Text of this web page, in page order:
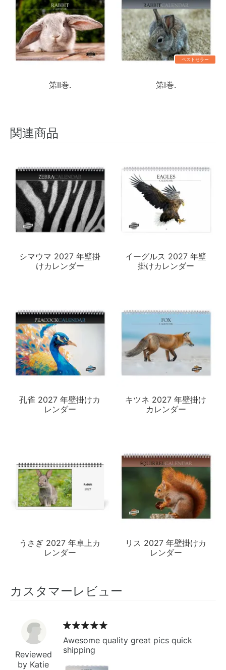
第II巻.
ベストセラー
第I巻.
関連商品
シマウマ 2027 年壁掛
けカレンダー
イーグルス 2027 年壁
掛けカレンダー
孔雀 2027 年壁掛けカ
レンダー
キツネ 2027 年壁掛け
カレンダー
うさぎ 2027 年卓上カ
レンダー
リス 2027 年壁掛けカ
レンダー
カスタマーレビュー
Reviewed
by Katie
Awesome quality great pics quick
shipping